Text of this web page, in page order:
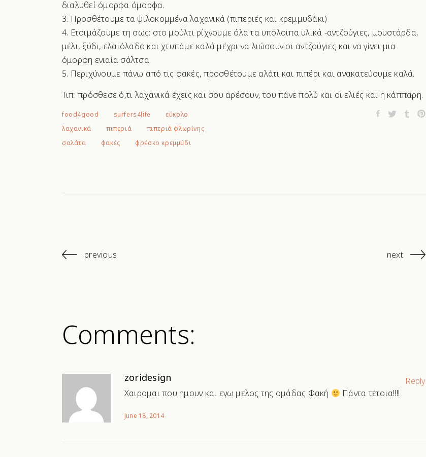
διαλυθεί όμορφα όμορφα.
Προσθέτουμε τα ψιλοκομμένα λαχανικά (πιπεριές και κρεμμυδάκι)
Ετοιμάζουμε τη σως: στο μούλτι ρίχνουμε όλα τα υπόλοιπα υλικά -αντζούγιες, μουστάρδα,
μέλι, ξύδι, ελαιόλαδο και χτυπάμε καλά μέχρι να λιώσουν οι αντζούγιες και να γίνει μια
όμορφη ενιαία σάλτσα.
Περιχύνουμε πάνω από τις φακές, προσθέτουμε αλάτι και πιπέρι και ανακατεύουμε καλά.
Τιπ: πρόσθεσε ό,τι λαχανικά έχεις και σου αρέσουν, του πάνε πολύ και οι ελιές και η κάππαρη.
food4good surfers4life
εύκολο
λαχανικά
πιπεριά
πιπεριά φλωρίνης
σαλάτα
φακές φρέσκο κρεμμύδι
previous next
Comments:
Reply
zoridesign
Χαιρομαι που ημουν και εγω μελος της ομάδας Φακή Πάντα τέτοια!!!!
June 18, 2014